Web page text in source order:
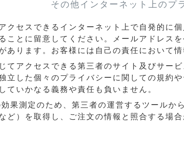
その他インターネット上のプ
クセスできるインターネット上で自発的に
ことに留意してください。メールアドレス
あります。お客様には自己の責任において
てアクセスできる第三者のサイト及びサー
立した個々のプライバシーに関しての規約
ていかなる義務や責任も負いません。
果測定のため、第三者の運営するツールか
ど）を取得し、ご注文の情報と照合する場合